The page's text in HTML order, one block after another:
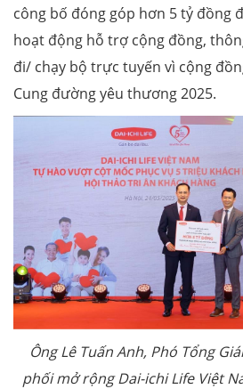
công bố đóng góp hơn 5 tỷ đồng
hoạt động hỗ trợ cộng đồng,
đi/ chạy bộ trực tuyến vì cộng
Cung đường yêu thương 2025.
Ông Lê Tuấn Anh, Phó Tổng
phối mở rộng Dai-ichi Life Việt